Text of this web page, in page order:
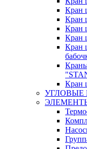
Кран
Кран
Кран
Кран
Кран
Кран
УГЛОВЫЕ
ЭЛЕМЕНТЫ